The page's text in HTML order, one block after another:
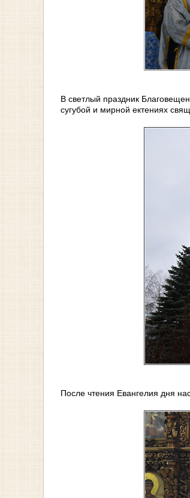
В светлый праздник
сугубой и мирной ектениях
После чтения Евангелия дня